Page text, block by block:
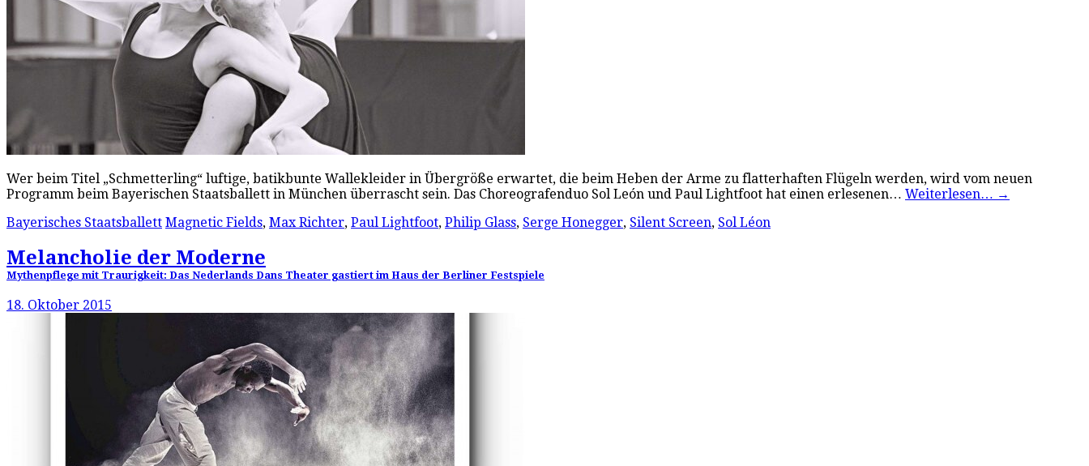
Wer beim Titel „Schmetterling“ luftige, batikbunte Wallekleider in Übergröße erwartet, die beim Heben der Arme zu flatterhaften Flügeln werden, wird vom neuen
Programm beim Bayerischen Staatsballett in München überrascht sein. Das Choreografenduo Sol León und Paul Lightfoot hat einen erlesenen… Weiterlesen… →
Bayerisches Staatsballett Magnetic Fields, Max Richter, Paul Lightfoot, Philip Glass, Serge Honegger, Silent Screen, Sol Léon
Melancholie der Moderne
Mythenpflege mit Traurigkeit: Das Nederlands Dans Theater gastiert im Haus der Berliner Festspiele
18. Oktober 2015